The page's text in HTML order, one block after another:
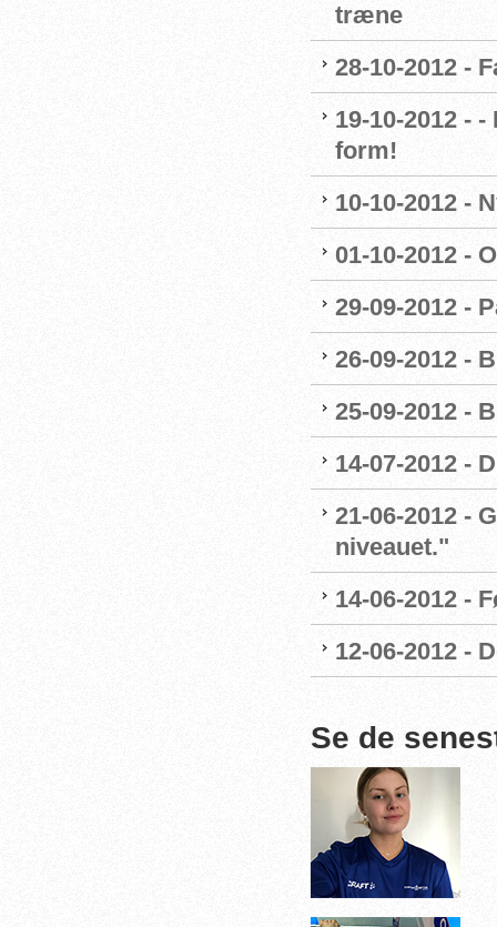
træne
28-10-2012 -
19-10-2012 -
form!
10-10-2012 -
01-10-2012 -
29-09-2012 -
26-09-2012 -
25-09-2012 -
14-07-2012 -
21-06-2012 -
niveauet."
14-06-2012 -
12-06-2012 -
Se de